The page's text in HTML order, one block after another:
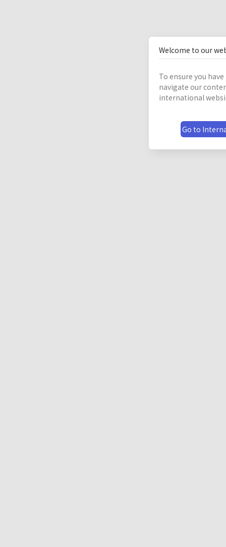
Welcome to our
To ensure you
navigate our
international
Go to